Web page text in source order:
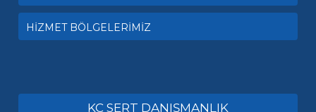
HİZMET BÖLGELERİMİZ
KC SERT DANIŞMANLIK